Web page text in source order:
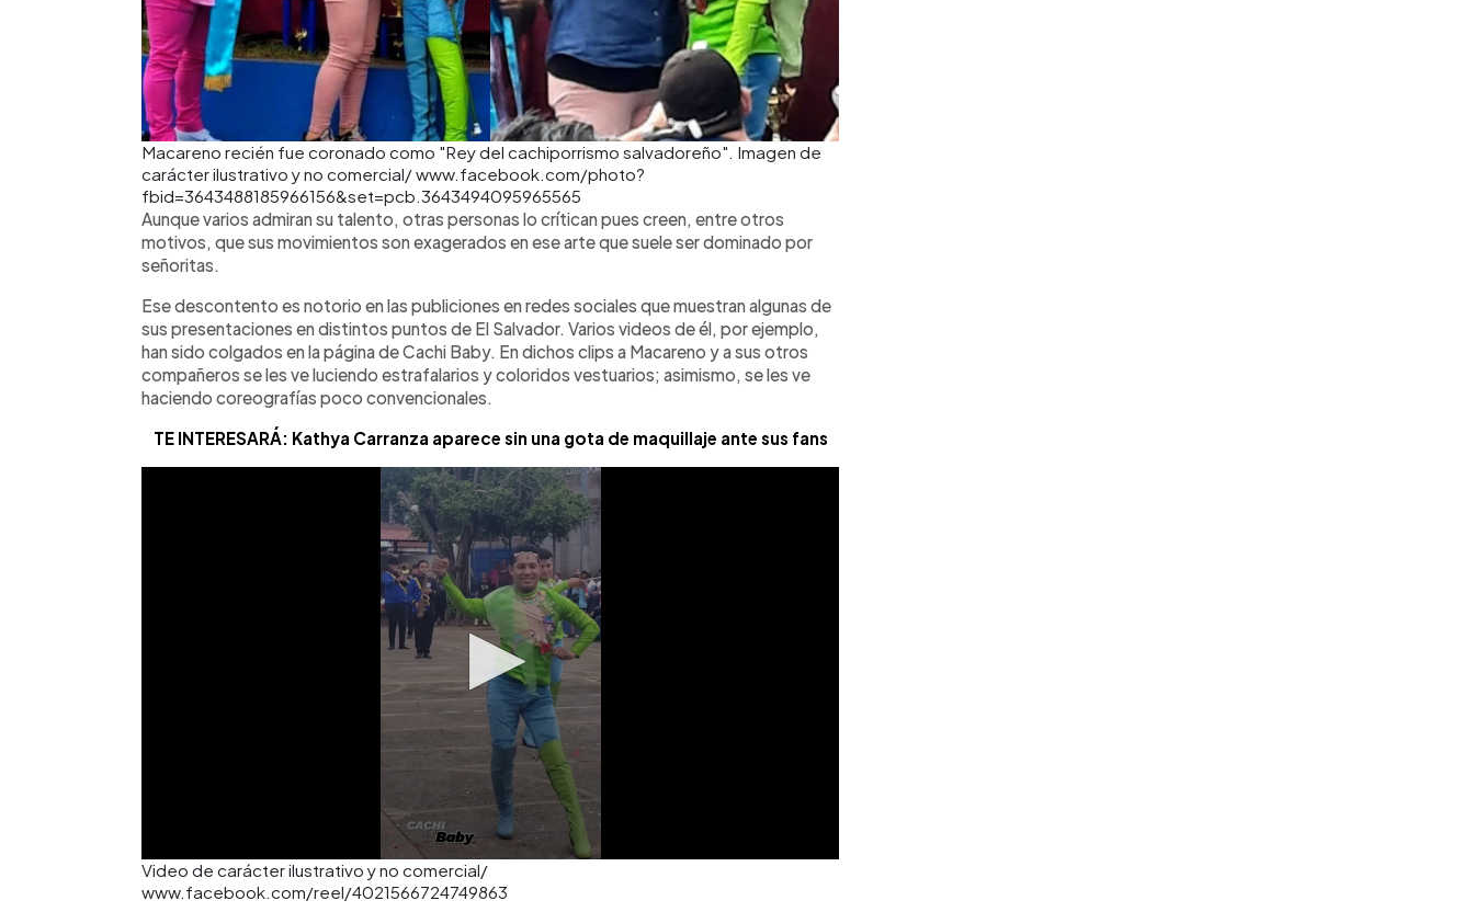
Macareno recién fue coronado como "Rey del cachiporrismo salvadoreño". Imagen de
carácter ilustrativo y no comercial/ www.facebook.com/photo?
fbid=3643488185966156&set=pcb.3643494095965565
Aunque varios admiran su talento, otras personas lo crítican pues creen, entre otros
motivos, que sus movimientos son exagerados en ese arte que suele ser dominado por
señoritas.
Ese descontento es notorio en las publiciones en redes sociales que muestran algunas de
sus presentaciones en distintos puntos de El Salvador. Varios videos de él, por ejemplo,
han sido colgados en la página de Cachi Baby. En dichos clips a Macareno y a sus otros
compañeros se les ve luciendo estrafalarios y coloridos vestuarios; asimismo, se les ve
haciendo coreografías poco convencionales.
TE INTERESARÁ: Kathya Carranza aparece sin una gota de maquillaje ante sus fans
Video de carácter ilustrativo y no comercial/
www.facebook.com/reel/4021566724749863